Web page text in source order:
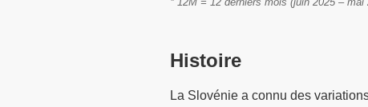
Histoire
La Slovénie a connu des